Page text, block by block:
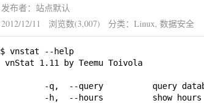
发布者：站点默认
2012/12/11
浏览数(3,007) 分类： Linux, 数据安全
$ vnstat --help
vnStat 1.11 by Teemu Toivola
-q,  --query          query
-h,  --hours          show hours